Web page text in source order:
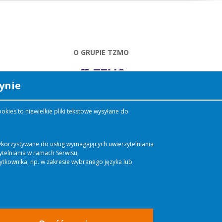
O GRUPIE TZMO
Dziś GRUPA TZMO to
ponad 50 spółek w 18
świata. Chcemy dostarczać
naszym klientom produkty
najwyższej jakości, dzięki
którym żyje im się łatwiej,
to niewielkie pliki tekstowe wysyłane do
do usług wymagających uwierzytelniania
w ramach Serwisu;
np. w zakresie wybranego języka lub